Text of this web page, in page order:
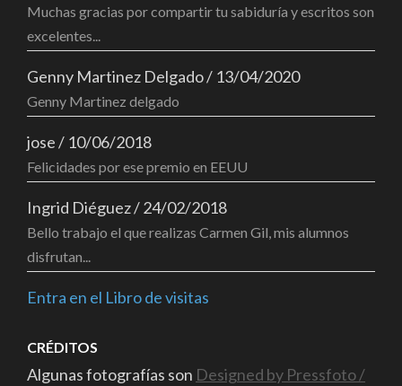
Muchas gracias por compartir tu sabiduría y escritos son
excelentes...
Genny Martinez Delgado/ 13/04/2020
Genny Martinez delgado
jose/ 10/06/2018
Felicidades por ese premio en EEUU
Ingrid Diéguez/24/02/2018
Bello trabajo el que realizas Carmen Gil, mis alumnos
disfrutan...
Entra en el Libro de visitas
CRÉDITOS
Algunas fotografías son Designed by Pressfoto /